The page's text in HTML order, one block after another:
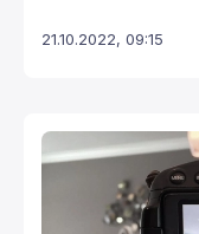
21.10.2022, 09:15